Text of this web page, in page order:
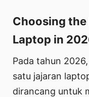
Choosing the
Laptop in
Pada tahun
satu jajaran
dirancang untuk